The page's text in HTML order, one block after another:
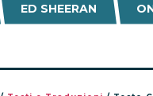
ED SHEERAN